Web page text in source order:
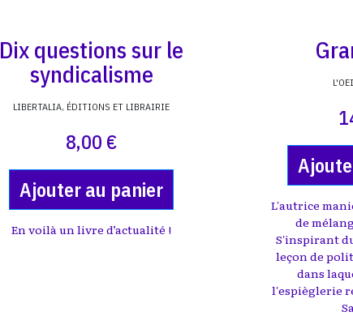
Dix questions sur le
syndicalisme
LIBERTALIA, ÉDITIONS ET LIBRAIRIE
8,00 €
Ajouter au panier
En voilà un livre d’actualité !
L'autrice
de
S'inspirant
leçon de
dans
l'espièglerie